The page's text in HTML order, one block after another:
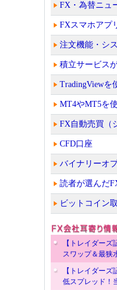
FX・為替ニュ
FXスマホアプ
注文機能・シ
積立サービス
TradingViewを
MT4やMT5を
FX自動売買（
CFD口座
バイナリーオ
読者が選んだ
ビットコイン
【トレイダー
スワップ＆最狭
【トレイダー
低スプレッド！